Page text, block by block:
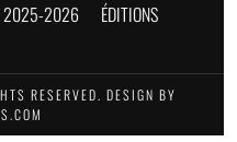
2025-2026
ÉDITIONS
RESERVED. DESIGN BY